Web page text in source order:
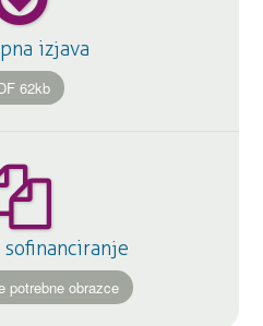
izjava
62kb
sofinanciranje
potrebne obrazce